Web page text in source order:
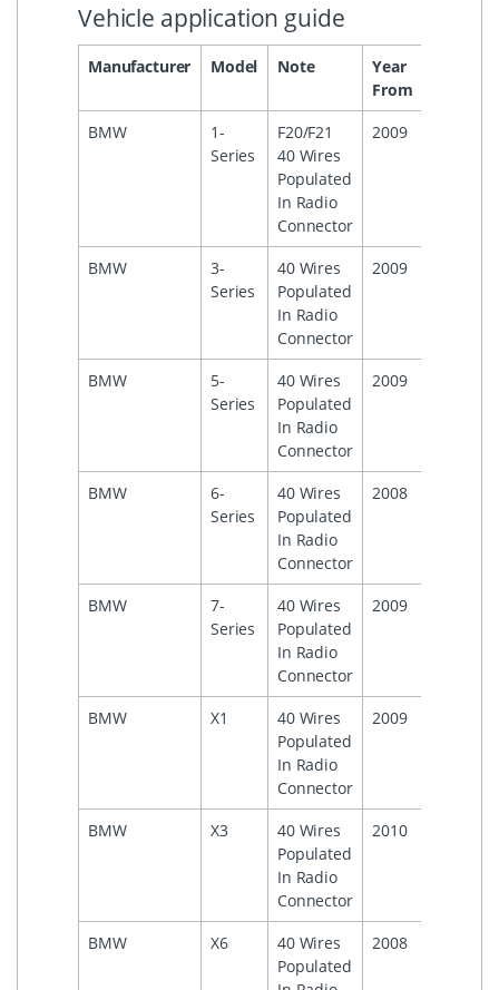
Vehicle application guide
Manufacturer Model Note
Year
From
BMW
1-
Series
F20/F21
40 Wires
Populated
In Radio
Connector
2009
BMW
3-
Series
40 Wires
Populated
In Radio
Connector
2009
BMW
5-
Series
40 Wires
Populated
In Radio
Connector
2009
BMW
6-
Series
40 Wires
Populated
In Radio
Connector
2008
BMW
7-
Series
40 Wires
Populated
In Radio
Connector
2009
BMW X1
40 Wires
Populated
In Radio
Connector
2009
BMW X3
40 Wires
Populated
In Radio
Connector
2010
BMW X6
40 Wires
Populated
2008